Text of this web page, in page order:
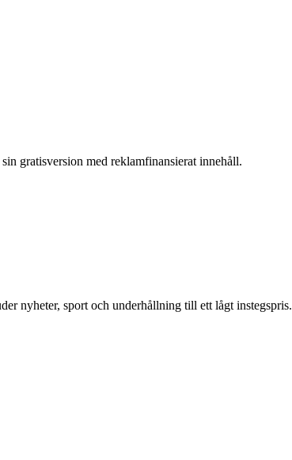
gratisversion med reklamfinansierat innehåll.
nyheter, sport och underhållning till ett lågt instegspris.